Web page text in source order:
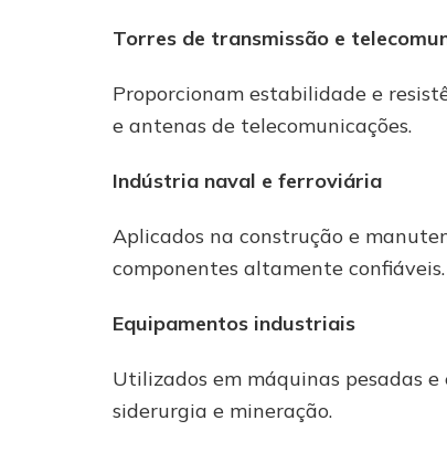
Torres de transmissão e
Proporcionam estabilidade e
e antenas de telecomunicações.
Indústria naval e ferroviária
Aplicados na construção e
componentes altamente confiáveis.
Equipamentos industriais
Utilizados em máquinas pesadas
siderurgia e mineração.